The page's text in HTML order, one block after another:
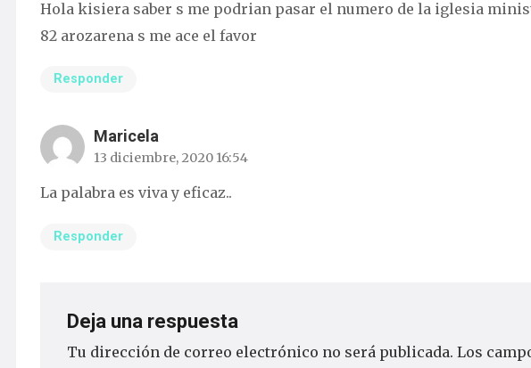
Hola kisiera saber s me podrian pasar el numero de la iglesia
82 arozarena s me ace el favor
Responder
Maricela
13 diciembre, 2020 16:54
La palabra es viva y eficaz..
Responder
Deja una respuesta
Tu dirección de correo electrónico no será publicada. Los